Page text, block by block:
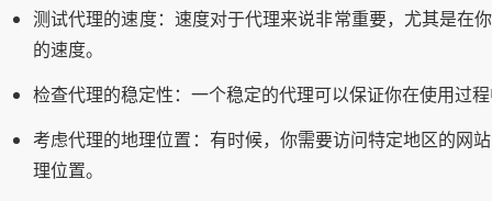
测试代理的速度：速度对于代理来说非常重要，尤其是在
的速度。
检查代理的稳定性：一个稳定的代理可以保证你在使用过
考虑代理的地理位置：有时候，你需要访问特定地区的网
理位置。